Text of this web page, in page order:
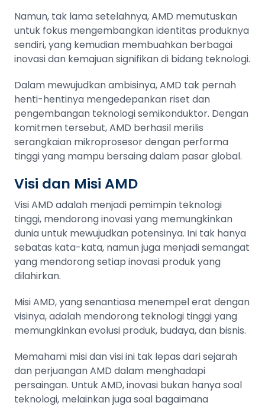
Namun, tak lama setelahnya, AMD memutuskan
untuk fokus mengembangkan identitas produknya
sendiri, yang kemudian membuahkan berbagai
inovasi dan kemajuan signifikan di bidang teknologi.
Dalam mewujudkan ambisinya, AMD tak pernah
henti-hentinya mengedepankan riset dan
pengembangan teknologi semikonduktor. Dengan
komitmen tersebut, AMD berhasil merilis
serangkaian mikroprosesor dengan performa
tinggi yang mampu bersaing dalam pasar global.
Visi dan Misi AMD
Visi AMD adalah menjadi pemimpin teknologi
tinggi, mendorong inovasi yang memungkinkan
dunia untuk mewujudkan potensinya. Ini tak hanya
sebatas kata-kata, namun juga menjadi semangat
yang mendorong setiap inovasi produk yang
dilahirkan.
Misi AMD, yang senantiasa menempel erat dengan
visinya, adalah mendorong teknologi tinggi yang
memungkinkan evolusi produk, budaya, dan bisnis.
Memahami misi dan visi ini tak lepas dari sejarah
dan perjuangan AMD dalam menghadapi
persaingan. Untuk AMD, inovasi bukan hanya soal
teknologi, melainkan juga soal bagaimana